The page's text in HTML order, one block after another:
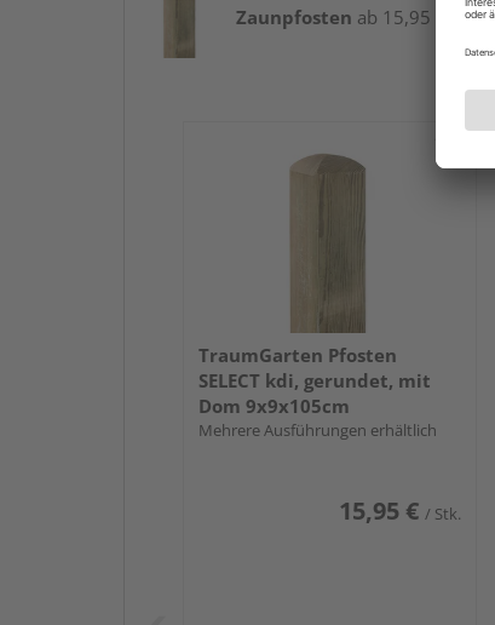
Zaunpfosten ab 15,95 € / Stk.
TraumGarten Pfosten
SELECT kdi, gerundet, mit
Dom 9x9x105cm
Mehrere Ausführungen erhältlich
15,95 € / Stk.